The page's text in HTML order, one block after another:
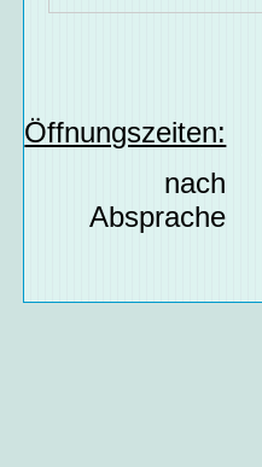
Öffnungszeiten:
nach
Absprache